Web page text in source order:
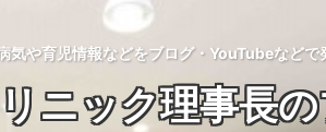
や育児情報などをブログ・YouTubeなどで
ニック理事長